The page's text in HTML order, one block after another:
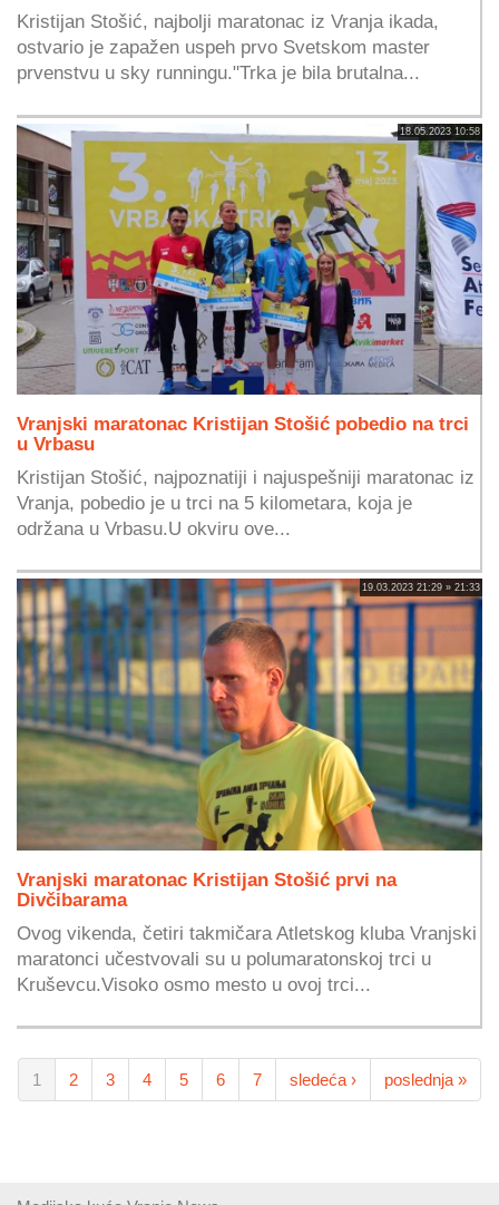
Kristijan Stošić, najbolji maratonac iz Vranja ikada,
ostvario je zapažen uspeh prvo Svetskom master
prvenstvu u sky runningu."Trka je bila brutalna...
18.05.2023 10:58
Vranjski maratonac Kristijan Stošić pobedio na trci
u Vrbasu
Kristijan Stošić, najpoznatiji i najuspešniji maratonac iz
Vranja, pobedio je u trci na 5 kilometara, koja je
održana u Vrbasu.U okviru ove...
19.03.2023 21:29 » 21:33
Vranjski maratonac Kristijan Stošić prvi na
Divčibarama
Ovog vikenda, četiri takmičara Atletskog kluba Vranjski
maratonci učestvovali su u polumaratonskoj trci u
Kruševcu.Visoko osmo mesto u ovoj trci...
1 2 3 4 5 6 7 sledeća › poslednja »